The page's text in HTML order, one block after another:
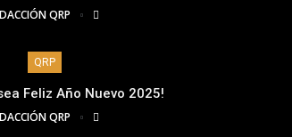
QRP
QRP
Feliz Año Nuevo 2025!
QRP